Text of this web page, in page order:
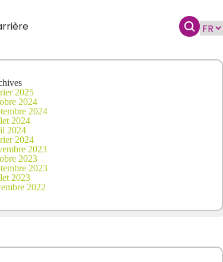
2025
2024
2024
2024
2024
2024
2023
2023
2023
2023
2022